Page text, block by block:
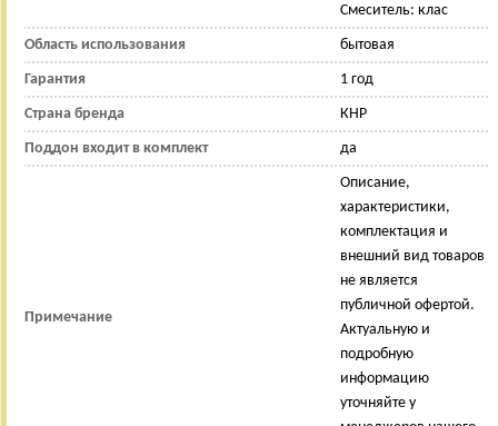
Смеситель: клас
Область использования бытовая
Гарантия 1 год
Страна бренда КНР
Поддон входит в комплект да
Примечание
Описание,
характеристики,
комплектация и
внешний вид товаров
не является
публичной офертой.
Актуальную и
подробную
информацию
уточняйте у